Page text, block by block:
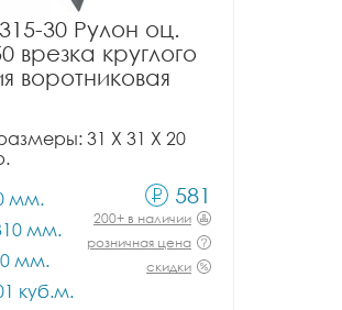
30 Рулон оц.
врезка круглого
воротниковая
31 X 31 X 20
мм.
мм.
мм.
куб.м.
581
200+ в наличии
розничная цена
скидки